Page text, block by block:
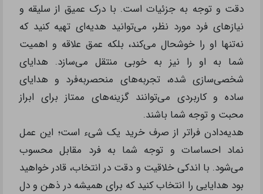
دقت و توجه به‌ جزئیات است. با درک عمیق از سلیقه و
نیازهای فرد مورد نظر، می‌توانید هدیه‌ای تهیه کنید که
نه‌تنها او را خوشحال می‌کند، بلکه عمق علاقه و اهمیت
شما به او را نیز به خوبی منتقل می‌سازد. هدایای
شخصی‌سازی شده، تجربه‌های منحصربه‌فرد و هدایای
ساده و کاربردی می‌توانند گزینه‌های ممتاز برای ابراز
محبت و توجه شما باشند.
هدیه‌دادن فراتر از صرف خرید یک شیء است؛ این عمل
نماد احساسات و توجه شما به فرد مقابل محسوب
می‌شود. با اندکی خلاقیت و دقت در انتخاب، قادر خواهید
بود هدایایی را انتخاب کنید که برای همیشه در ذهن و دل